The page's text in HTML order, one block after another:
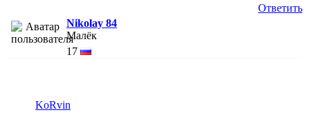
Ответить
Nikolay 84
Малёк
17
KoRvin